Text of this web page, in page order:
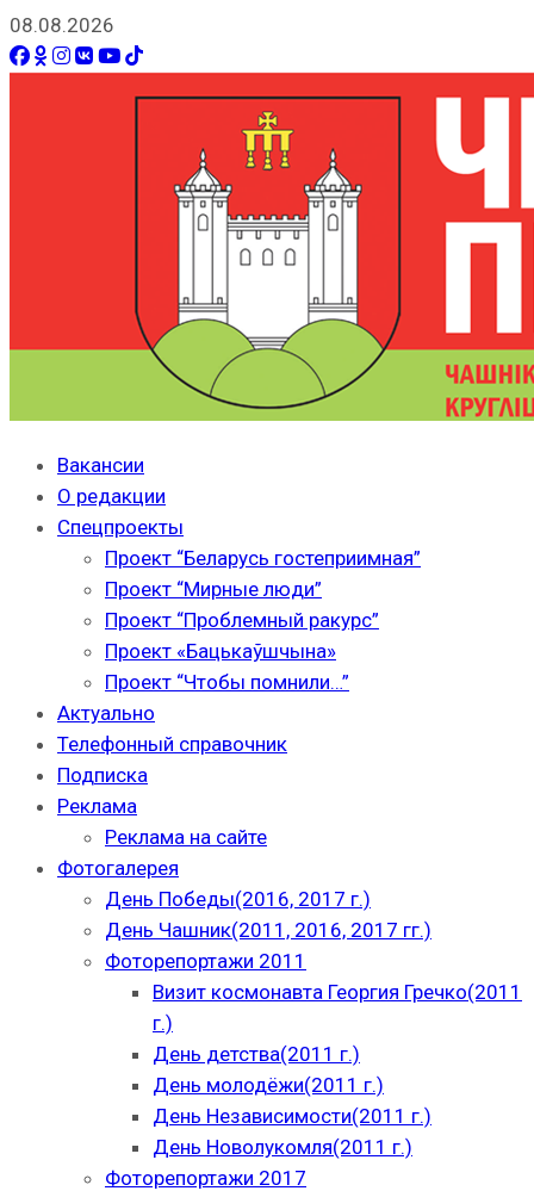
08.08.2026
Вакансии
О редакции
Спецпроекты
Проект “Беларусь гостеприимная”
Проект “Мирные люди”
Проект “Проблемный ракурс”
Проект «Бацькаўшчына»
Проект “Чтобы помнили…”
Актуально
Телефонный справочник
Подписка
Реклама
Реклама на сайте
Фотогалерея
День Победы(2016, 2017 г.)
День Чашник(2011, 2016, 2017 гг.)
Фоторепортажи 2011
Визит космонавта Георгия Гречко(2011
г.)
День детства(2011 г.)
День молодёжи(2011 г.)
День Независимости(2011 г.)
День Новолукомля(2011 г.)
Фоторепортажи 2017